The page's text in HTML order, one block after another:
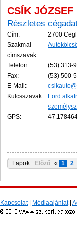
CSÍK JÓZSEF
Részletes
Cím:
2700
Szakmai
címszavak:
Telefon:
(53) 313-
Fax:
(53) 500-
E-Mail:
Kulcsszavak:
Ford
GPS:
Lapok: Előző « 1 2
Kapcsolat| Médiaajánlat|